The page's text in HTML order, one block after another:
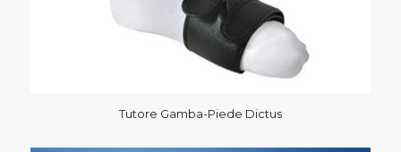
Tutore Gamba-Piede Dictus